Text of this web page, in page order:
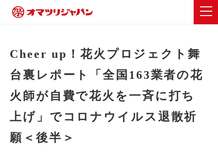
Cheer up！花火プロジェクト舞
台裏レポート「全国163業者の花
火師が自費で花火を一斉に打ち
上げ」でコロナウイルス退散祈
願＜後半＞